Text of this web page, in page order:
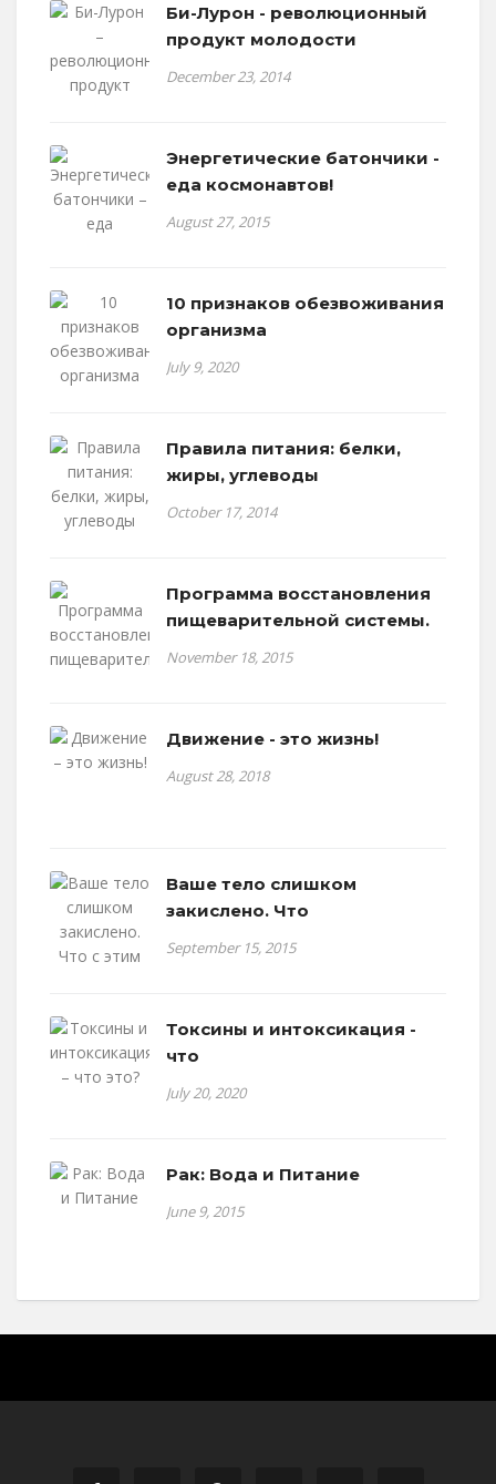
Би-Лурон - революционный
продукт молодости
December 23, 2014
Энергетические батончики -
еда космонавтов!
August 27, 2015
10 признаков обезвоживания
организма
July 9, 2020
Правила питания: белки,
жиры, углеводы
October 17, 2014
Программа восстановления
пищеварительной системы.
November 18, 2015
Движение - это жизнь!
August 28, 2018
Ваше тело слишком
закислено. Что
September 15, 2015
Токсины и интоксикация -
что
July 20, 2020
Рак: Вода и Питание
June 9, 2015